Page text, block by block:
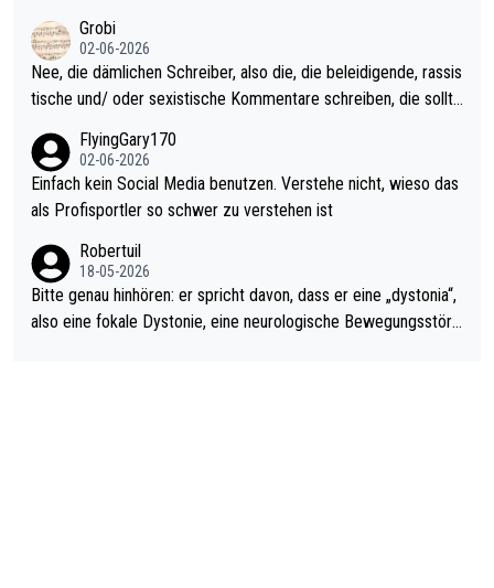
ohl wenig WDF Turniere spielen. Dies war bei Archie Self letzt
es Jahr der Fall. Er musste als amtierender Weltmeister durch
den Qualifier und ich glaube kaum, dass Mitchel sich das (in Ve
el hat.
Grobi
02-06-2026
Nee, die dämlichen Schreiber, also die, die beleidigende, rassis
tische und/ oder sexistische Kommentare schreiben, die sollte
s Leben in den Griff kriegen. Nur eins wundert mich: Luke Little
r war doch neulich erst derjenige, der über Social Media GvV p
rovoziert hat. Und Littlers Mutter schießt öfters mal gegen Ric
FlyingGary170
02-06-2026
Einfach kein Social Media benutzen. Verstehe nicht, wieso das
als Profisportler so schwer zu verstehen ist
Robertuil
18-05-2026
Bitte genau hinhören: er spricht davon, dass er eine „dystonia“,
also eine fokale Dystonie, eine neurologische Bewegungsstöru